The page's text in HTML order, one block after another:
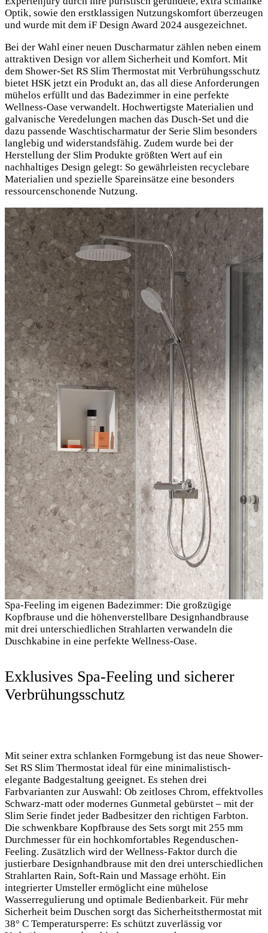
Optik, sowie den erstklassigen Nutzungskomfort überzeugen
und wurde mit dem iF Design Award 2024 ausgezeichnet.
Bei der Wahl einer neuen Duscharmatur zählen neben einem
attraktiven Design vor allem Sicherheit und Komfort. Mit
dem Shower-Set RS Slim Thermostat mit Verbrühungsschutz
bietet HSK jetzt ein Produkt an, das all diese Anforderungen
mühelos erfüllt und das Badezimmer in eine perfekte
Wellness-Oase verwandelt. Hochwertigste Materialien und
galvanische Veredelungen machen das Dusch-Set und die
dazu passende Waschtischarmatur der Serie Slim besonders
langlebig und widerstandsfähig. Zudem wurde bei der
Herstellung der Slim Produkte größten Wert auf ein
nachhaltiges Design gelegt: So gewährleisten recyclebare
Materialien und spezielle Spareinsätze eine besonders
ressourcenschonende Nutzung.
Spa-Feeling im eigenen Badezimmer: Die großzügige
Kopfbrause und die höhenverstellbare Designhandbrause
mit drei unterschiedlichen Strahlarten verwandeln die
Duschkabine in eine perfekte Wellness-Oase.
Exklusives Spa-Feeling und sicherer
Verbrühungsschutz
Mit seiner extra schlanken Formgebung ist das neue Shower-
Set RS Slim Thermostat ideal für eine minimalistisch-
elegante Badgestaltung geeignet. Es stehen drei
Farbvarianten zur Auswahl: Ob zeitloses Chrom, effektvolles
Schwarz-matt oder modernes Gunmetal gebürstet – mit der
Slim Serie findet jeder Badbesitzer den richtigen Farbton.
Die schwenkbare Kopfbrause des Sets sorgt mit 255 mm
Durchmesser für ein hochkomfortables Regenduschen-
Feeling. Zusätzlich wird der Wellness-Faktor durch die
justierbare Designhandbrause mit den drei unterschiedlichen
Strahlarten Rain, Soft-Rain und Massage erhöht. Ein
integrierter Umsteller ermöglicht eine mühelose
Wasserregulierung und optimale Bedienbarkeit. Für mehr
Sicherheit beim Duschen sorgt das Sicherheitsthermostat mit
38° C Temperatursperre: Es schützt zuverlässig vor